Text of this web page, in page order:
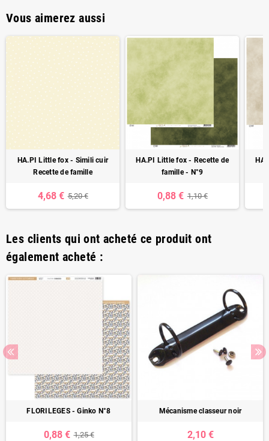
Vous aimerez aussi
HA.PI Little fox - Simili cuir
Recette de famille
4,68 € 5,20 €
HA.PI Little fox - Recette de
famille - N°9
0,88 € 1,10 €
Les clients qui ont acheté ce produit ont
également acheté :
FLORILEGES - Ginko N°8
0,88 € 1,25 €
Mécanisme classeur noir
2,10 €